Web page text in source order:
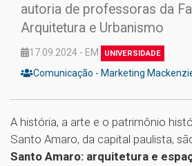
autoria de professoras da
Arquitetura e Urbanismo
17.09.2024 - EM UNIVERSIDADE
Comunicação - Marketing
A história, a arte e o patrimônio
Santo Amaro, da capital paulista,
Santo Amaro: arquitetura e